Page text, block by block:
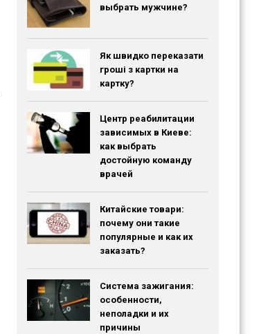
выбрать мужчине?
Як швидко переказати
гроші з картки на
картку?
Центр реабилитации
зависимых в Киеве:
как выбрать
достойную команду
врачей
Китайские товари:
почему они такие
популярные и как их
заказать?
Система зажигания:
особенности,
неполадки и их
причины